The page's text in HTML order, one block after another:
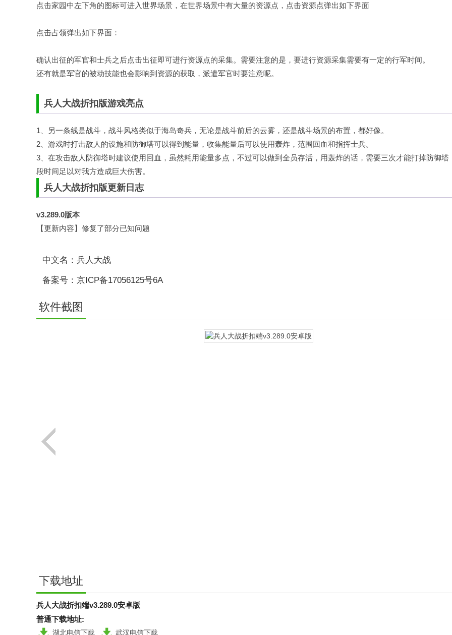
点击家园中左下角的图标可进入世界场景，在世界场景中有大量的资源点，点击资源点弹出如下界面
点击占领弹出如下界面：
确认出征的军官和士兵之后点击出征即可进行资源点的采集。需要注意的是，要进行资源采集需要有一定的行军时间。
还有就是军官的被动技能也会影响到资源的获取，派遣军官时要注意呢。
兵人大战折扣版游戏亮点
1、另一条线是战斗，战斗风格类似于海岛奇兵，无论是战斗前后的云雾，还是战斗场景的布置，都好像。
2、游戏时打击敌人的设施和防御塔可以得到能量，收集能量后可以使用轰炸，范围回血和指挥士兵。
3、在攻击敌人防御塔时建议使用回血，虽然耗用能量多点，不过可以做到全员存活，用轰炸的话，需要三次才能打掉防御塔
段时间足以对我方造成巨大伤害。
兵人大战折扣版更新 日志
v3.289.0版本
【更新内容】修复了部分已知问题
中文名：兵人大战
备案号：京ICP备17056125号6A
软件截图
下载地址
兵人大战折扣端v3.289.0安卓版
普通下载地址:
湖北电信下载
武汉电信下载